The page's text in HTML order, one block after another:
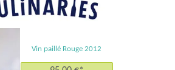
Vin paillé Rouge 2012